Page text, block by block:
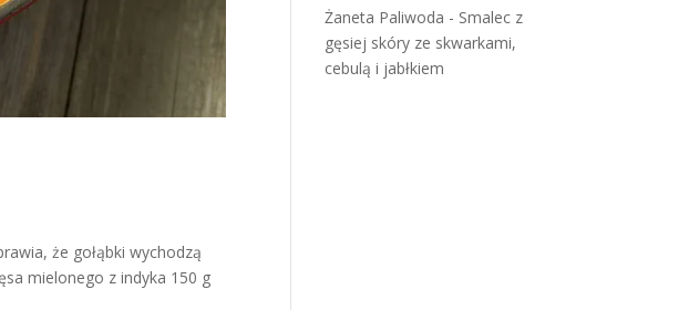
że gołąbki wychodzą
mielonego z indyka 150 g
Żaneta Paliwoda - Smalec z
gęsiej skóry ze skwarkami,
cebulą i jabłkiem